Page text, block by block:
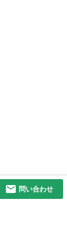
問い合わせ